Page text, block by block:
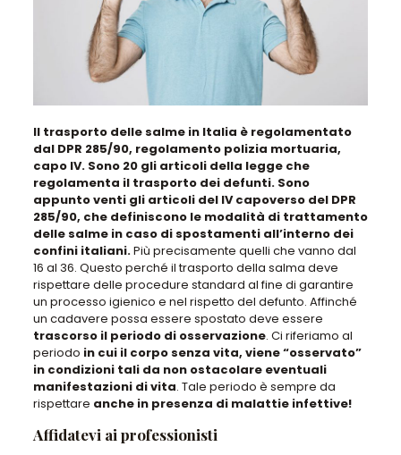
Il trasporto delle salme in Italia è regolamentato
dal DPR 285/90, regolamento polizia mortuaria,
capo IV. Sono 20 gli articoli della legge che
regolamenta il trasporto dei defunti. Sono
appunto venti gli articoli del IV capoverso del DPR
285/90, che definiscono le modalità di trattamento
delle salme in caso di spostamenti all’interno dei
confini italiani.Più precisamente quelli che vanno dal
16 al 36. Questo perché il trasporto della salma deve
rispettare delle procedure standard al fine di garantire
un processo igienico e nel rispetto del defunto. Affinché
un cadavere possa essere spostato deve essere
trascorso il periodo di osservazione. Ci riferiamo al
periodo in cui il corpo senza vita, viene “osservato”
in condizioni tali da non ostacolare eventuali
manifestazioni di vita. Tale periodo è sempre da
rispettare anche in presenza di malattie infettive!
Affidatevi ai professionisti